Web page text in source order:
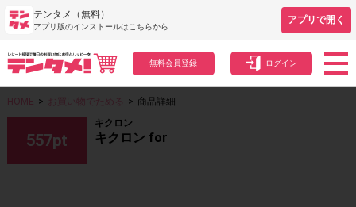
テンタメ（無料）
アプリ版のインストールはこちらから
アプリで開く
無料会員登録 ログイン
HOME > お買い物でためる > 商品詳細
557pt
キクロン
キクロン for